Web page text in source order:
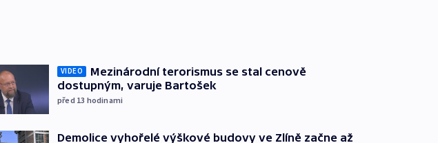
VIDEO
Mezinárodní terorismus se stal cenově
dostupným, varuje Bartošek
před 13 hodinami
Demolice vyhořelé výškové budovy ve Zlíně začne až